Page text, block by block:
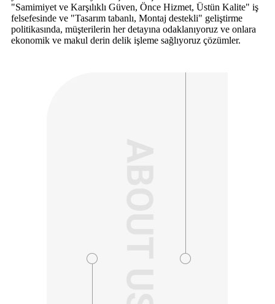
"Samimiyet ve Karşılıklı Güven, Önce Hizmet, Üstün Kalite" iş
felsefesinde ve "Tasarım tabanlı, Montaj destekli" geliştirme
politikasında, müşterilerin her detayına odaklanıyoruz ve onlara
ekonomik ve makul derin delik işleme sağlıyoruz çözümler.